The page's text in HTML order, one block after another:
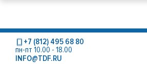
+7 (812) 495 68 80
пн-пт 10.00 - 18.00
INFO@TDF.RU